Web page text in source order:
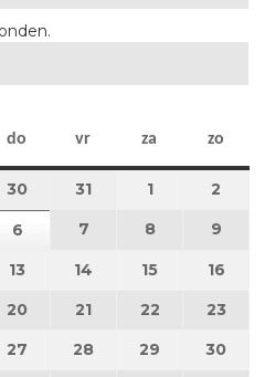
do donderdag
vr vrijdag
za zaterdag
zo
2026
30 30 juli 2026
31 31 juli 2026
11 augustus
2
2026
6 6 augustus 2026
7 7 augustus 2026
8 8 augustus
9
2026
13 13 augustus 2026
14 14 augustus 2026
15 15 16
2026
20 20 augustus 2026
21 21 augustus 2026
22 22 23
2026
27 27 augustus 2026
28 28 augustus 2026
29 29 30